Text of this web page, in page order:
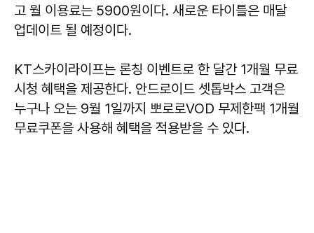
고 월 이용료는 5900원이다. 새로운 타이틀은 매달
업데이트 될 예정이다.
KT스카이라이프는 론칭 이벤트로 한 달간 1개월 무료
시청 혜택을 제공한다. 안드로이드 셋톱박스 고객은
누구나 오는 9월 1일까지 뽀로로VOD 무제한팩 1개월
무료쿠폰을 사용해 혜택을 적용받을 수 있다.